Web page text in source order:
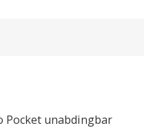
Pocket unabdingbar